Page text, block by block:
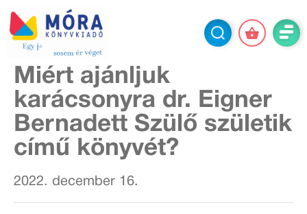
Miért ajánljuk
karácsonyra dr. Eigner
Bernadett Szülő születik
című könyvét?
2022. december 16.